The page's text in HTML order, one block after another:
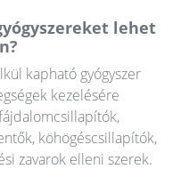
lehet
kapható gyógyszer
kezelésére
köhögéscsillapítók,
zavarok elleni szerek.